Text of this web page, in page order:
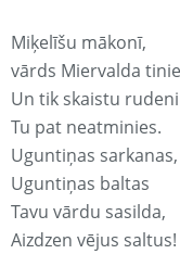
Miķelīšu mākonī,
vārds Miervalda
Un tik skaistu rudeni
Tu pat neatminies.
Uguntiņas sarkanas,
Uguntiņas baltas
Tavu vārdu sasilda,
Aizdzen vējus saltus!